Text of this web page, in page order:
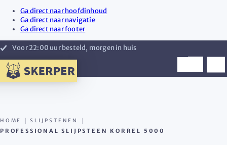
Ga direct naar hoofdinhoud
Ga direct naar navigatie
Ga direct naar footer
Voor 22:00 uur besteld, morgen in huis
HOME SLIJPSTENEN
PROFESSIONAL SLIJPSTEEN KORREL 5000